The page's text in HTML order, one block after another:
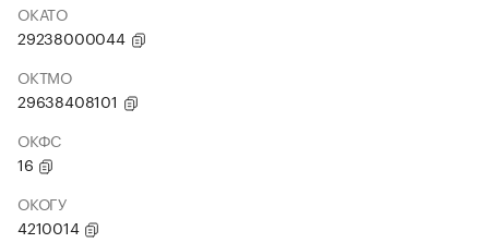
ОКАТО
29238000044
ОКТМО
29638408101
ОКФС
16
ОКОГУ
4210014